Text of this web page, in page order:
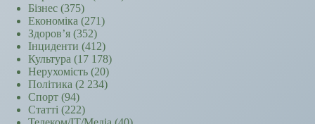
Бізнес (375)
Економіка (271)
Здоров’я (352)
Інциденти (412)
Культура (17 178)
Нерухомість (20)
Політика (2 234)
Спорт (94)
Статті (222)